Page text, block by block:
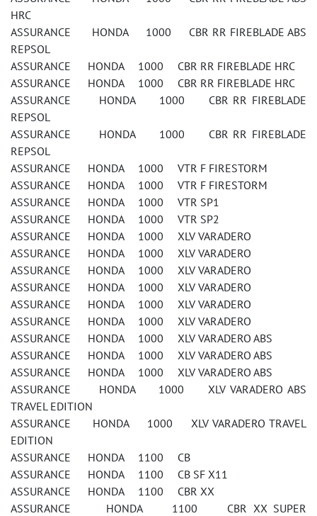
HRC
ASSURANCE HONDA 1000 CBR RR FIREBLADE ABS
REPSOL
ASSURANCE HONDA 1000 CBR RR FIREBLADE HRC
ASSURANCE HONDA 1000 CBR RR FIREBLADE HRC
ASSURANCE HONDA 1000 CBR RR FIREBLADE
REPSOL
ASSURANCE HONDA 1000 CBR RR FIREBLADE
REPSOL
ASSURANCE HONDA 1000 VTR F FIRESTORM
ASSURANCE HONDA 1000 VTR F FIRESTORM
ASSURANCE HONDA 1000 VTR SP1
ASSURANCE HONDA 1000 VTR SP2
ASSURANCE HONDA 1000 XLV VARADERO
ASSURANCE HONDA 1000 XLV VARADERO
ASSURANCE HONDA 1000 XLV VARADERO
ASSURANCE HONDA 1000 XLV VARADERO
ASSURANCE HONDA 1000 XLV VARADERO
ASSURANCE HONDA 1000 XLV VARADERO
ASSURANCE HONDA 1000 XLV VARADERO ABS
ASSURANCE HONDA 1000 XLV VARADERO ABS
ASSURANCE HONDA 1000 XLV VARADERO ABS
ASSURANCE HONDA 1000 XLV VARADERO ABS
TRAVEL EDITION
ASSURANCE HONDA 1000 XLV VARADERO TRAVEL
EDITION
ASSURANCE HONDA 1100 CB
ASSURANCE HONDA 1100 CB SF X11
ASSURANCE HONDA 1100 CBR XX
ASSURANCE HONDA 1100 CBR XX SUPER